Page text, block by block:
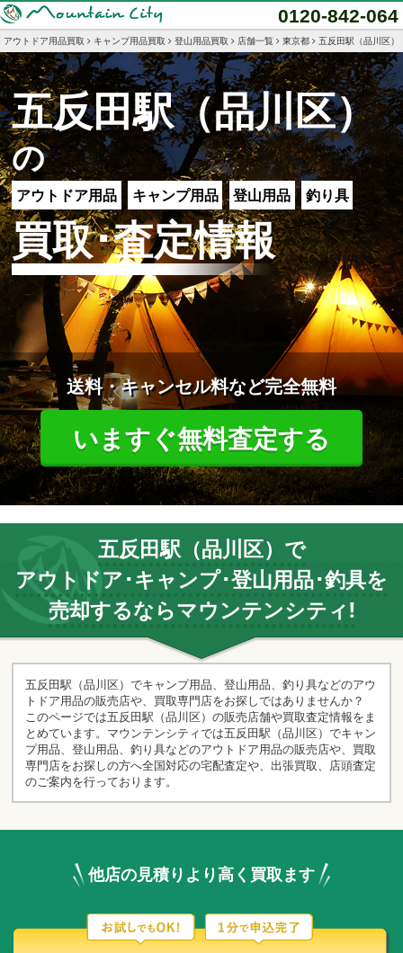
0120-842-064
アウトドア用品買取 キャンプ用品買取 登山用品買取 店舗一覧 東京都 五反田駅（品川区）
五反田駅（品川区）
の
アウトドア用品 キャンプ用品 登山用品 釣り具
買取･査定情報
送料・キャンセル料など完全無料
いますぐ無料査定する
五反田駅（品川区）で
アウトドア･キャンプ･登山用品･釣具を
売却するならマウンテンシティ!
五反田駅（品川区）でキャンプ用品、登山用品、釣り具などのアウ
トドア用品の販売店や、買取専門店をお探しではありませんか？
このページでは五反田駅（品川区）の販売店舗や買取査定情報をま
とめています。マウンテンシティでは五反田駅（品川区）でキャン
プ用品、登山用品、釣り具などのアウトドア用品の販売店や、買取
専門店をお探しの方へ全国対応の宅配査定や、出張買取、店頭査定
のご案内を行っております。
他店の見積りより高く買取ます